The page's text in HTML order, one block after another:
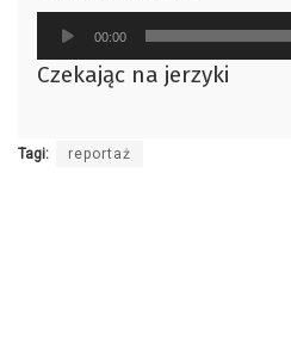
Odtwarzacz
plików
dźwiękowych
00:00
Czekając na jerzyki
Tagi: reportaż